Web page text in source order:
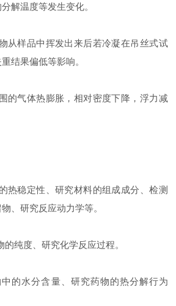
解温度等发生变化。
从样品中挥发出来后若冷凝在吊丝式试
结果偏低等影响。
的气体热膨胀，相对密度下降，浮力减
热稳定性、研究材料的组成成分、检测
、研究反应动力学等。
纯度、研究化学反应过程。
的水分含量、研究药物的热分解行为